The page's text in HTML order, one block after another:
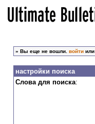
» Вы еще не вошли. войтиили
настройки поиска
Слова для поиска: